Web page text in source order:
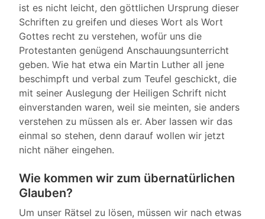
ist es nicht leicht, den göttlichen Ursprung dieser
Schriften zu greifen und dieses Wort als Wort
Gottes recht zu verstehen, wofür uns die
Protestanten genügend Anschauungsunterricht
geben. Wie hat etwa ein Martin Luther all jene
beschimpft und verbal zum Teufel geschickt, die
mit seiner Auslegung der Heiligen Schrift nicht
einverstanden waren, weil sie meinten, sie anders
verstehen zu müssen als er. Aber lassen wir das
einmal so stehen, denn darauf wollen wir jetzt
nicht näher eingehen.
Wie kommen wir zum übernatürlichen
Glauben?
Um unser Rätsel zu lösen, müssen wir nach etwas